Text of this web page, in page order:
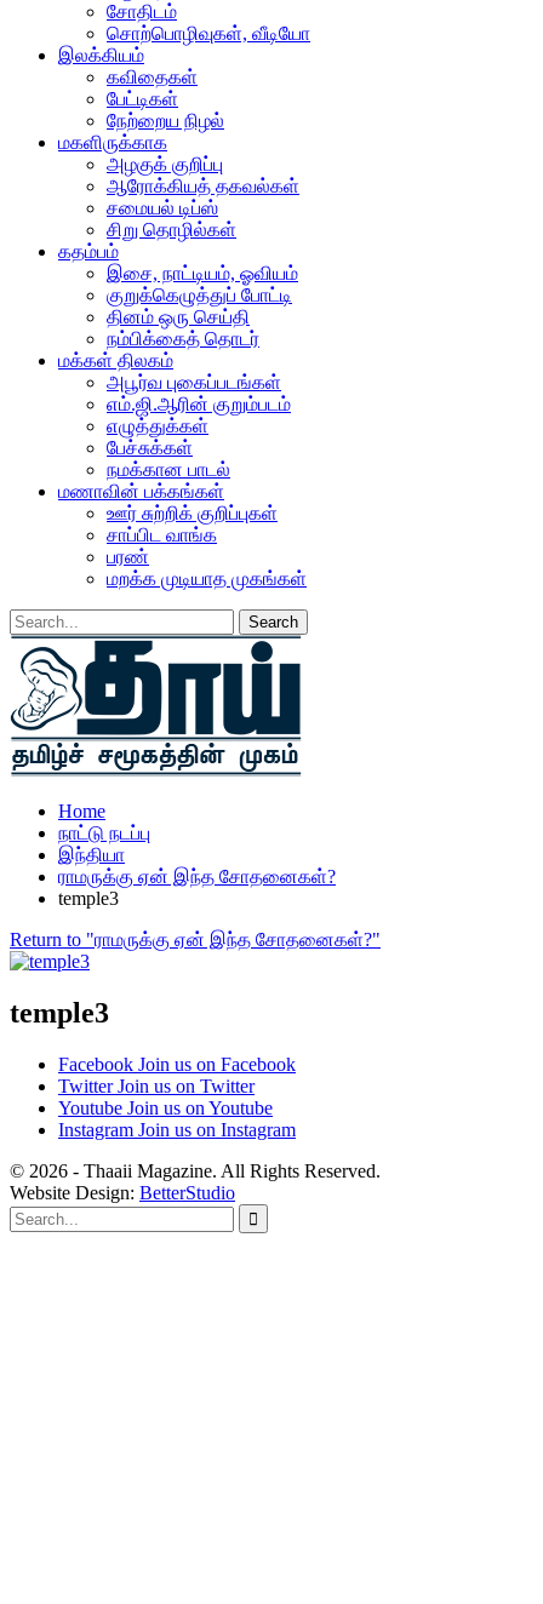
சோதிடம்
சொற்பொழிவுகள், வீடியோ
இலக்கியம்
கவிதைகள்
பேட்டிகள்
நேற்றைய நிழல்
மகளிருக்காக
அழகுக் குறிப்பு
ஆரோக்கியத் தகவல்கள்
சமையல் டிப்ஸ்
சிறு தொழில்கள்
கதம்பம்
இசை, நாட்டியம், ஓவியம்
குறுக்கெழுத்துப் போட்டி
தினம் ஒரு செய்தி
நம்பிக்கைத் தொடர்
மக்கள் திலகம்
அபூர்வ புகைப்படங்கள்
எம்.ஜி.ஆரின் குறும்படம்
எழுத்துக்கள்
பேச்சுக்கள்
நமக்கான பாடல்
மணாவின் பக்கங்கள்
ஊர் சுற்றிக் குறிப்புகள்
சாப்பிட வாங்க
பரண்
மறக்க முடியாத முகங்கள்
Home
நாட்டு நடப்பு
இந்தியா
ராமருக்கு ஏன் இந்த சோதனைகள்?
temple3
Return to "ராமருக்கு ஏன் இந்த சோதனைகள்?"
temple3
Facebook Join us on Facebook
Twitter Join us on Twitter
Youtube Join us on Youtube
Instagram Join us on Instagram
© 2026 - Thaaii Magazine. All Rights Reserved.
Website Design: BetterStudio